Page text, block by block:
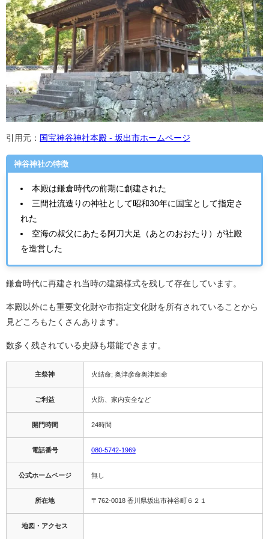
引用元： 国宝神谷神社本殿 - 坂出市ホームページ
神谷神社の特徴
本殿は鎌倉時代の前期に創建された
三間社流造りの神社として昭和30年に国宝として指定さ
れた
空海の叔父にあたる阿刀大足（あとのおおたり）が社殿
を造営した
鎌倉時代に再建され当時の建築様式を残して存在しています。
本殿以外にも重要文化財や市指定文化財を所有されていることから
見どころもたくさんあります。
数多く残されている史跡も堪能できます。
主祭神 火結命; 奥津彦命奥津姫命
ご利益 火防、家内安全など
開門時間 24時間
電話番号 080-5742-1969
公式ホームページ 無し
所在地 〒762-0018 香川県坂出市神谷町６２１
地図・アクセス